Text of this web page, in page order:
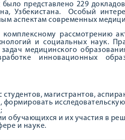
представлено 229
Узбекистана. Особый
аспектам современных
рассмотрению
и социальных наук.
медицинского
инновационных
магистрантов,
обучающихся и их участия в
и науке.